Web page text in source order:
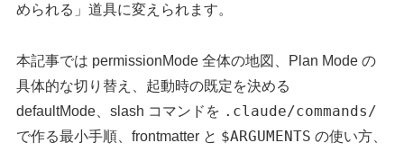
められる」道具に変えられます。
本記事では permissionMode 全体の地図、Plan Mode の
具体的な切り替え、起動時の既定を決める
defaultMode、slash コマンドを .claude/commands/
で作る最小手順、frontmatter と $ARGUMENTS の使い方、